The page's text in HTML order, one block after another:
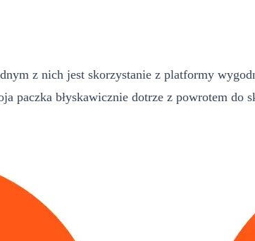
z nich jest skorzystanie z platformy
paczka błyskawicznie dotrze z powrotem do